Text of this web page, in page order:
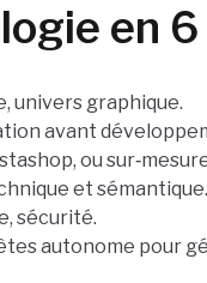
en
univers graphique.
avant
ou
et sémantique.
sécurité.
autonome pour